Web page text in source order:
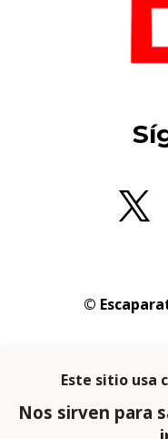
©